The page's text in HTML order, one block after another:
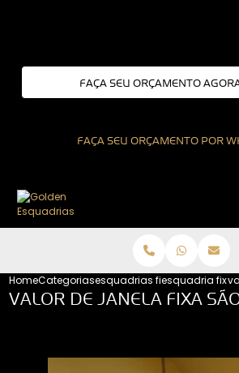
FAÇA SEU ORÇAMENTO
FAÇA SEU ORÇAMENTO POR
HomeCategoriasesquadrias fixasesquadria fixa
VALOR DE JANELA FIXA